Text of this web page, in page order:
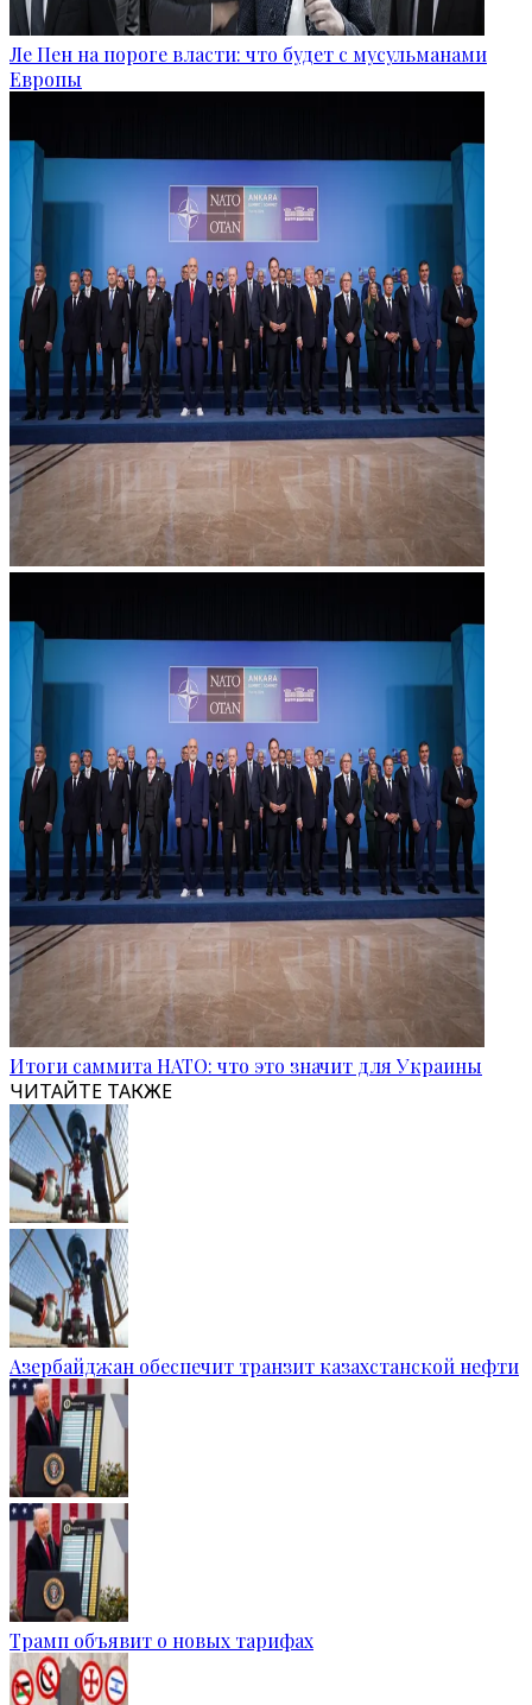
Ле Пен на пороге власти: что будет с мусульманами
Европы
Итоги саммита НАТО: что это значит для Украины
ЧИТАЙТЕ ТАКЖЕ
Азербайджан обеспечит транзит казахстанской нефти
Трамп объявит о новых тарифах